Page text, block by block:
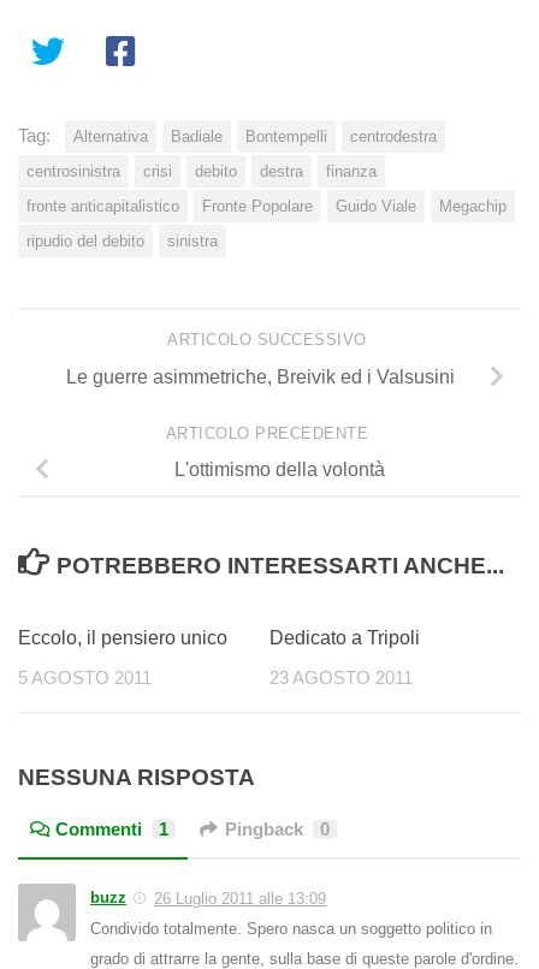
Tag: Alternativa Badiale Bontempelli
centrodestra
centrosinistra
crisi debito destra
finanza
fronte anticapitalistico
Fronte Popolare Guido Viale
Megachip
ripudio del debito
sinistra
ARTICOLO SUCCESSIVO
Le guerre asimmetriche, Breivik ed i Valsusini
ARTICOLO PRECEDENTE
L'ottimismo della volontà
POTREBBERO INTERESSARTI ANCHE...
Eccolo, il pensiero unico
5 AGOSTO 2011
Dedicato a Tripoli
23 AGOSTO 2011
NESSUNA RISPOSTA
Commenti 1 Pingback 0
buzz
26 Luglio 2011 alle 13:09
Condivido totalmente. Spero nasca un soggetto politico in
grado di attrarre la gente, sulla base di queste parole d'ordine.